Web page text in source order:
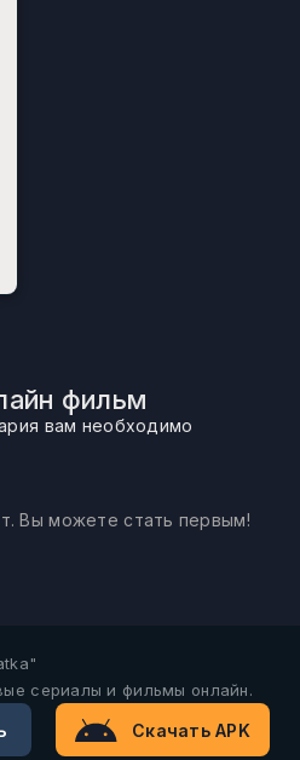
фильм
вам необходимо
Вы можете стать первым!
сериалы и фильмы онлайн.
Скачать APK